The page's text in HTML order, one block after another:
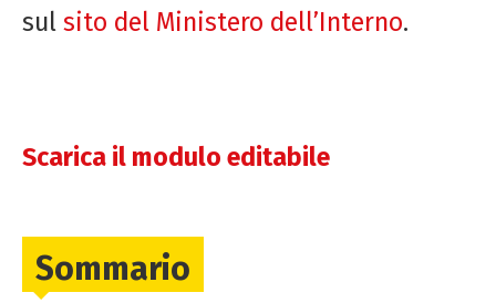
sul sito del Ministero dell’Interno.
Scarica il modulo editabile
Sommario